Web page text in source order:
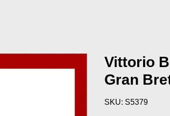
Vittorio
Gran
SKU: S5379